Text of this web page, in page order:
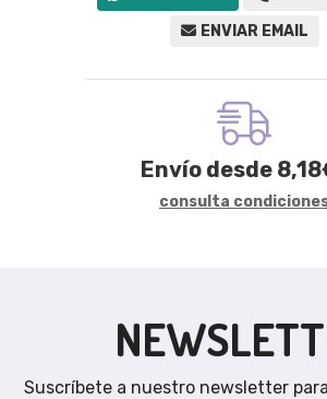
ENVIAR EMAIL
Envío desde 8,18
consulta
Suscríbete a nuestro newsletter